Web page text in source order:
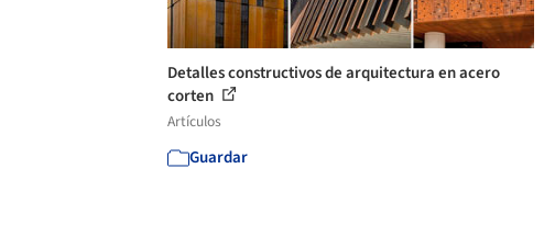
Detalles constructivos de arquitectura en acero
corten
Artículos
Guardar